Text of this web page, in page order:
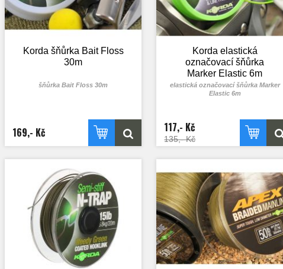
Korda šňůrka Bait Floss
30m
šňůrka Bait Floss 30m
169,- Kč
Korda elastická
označovací šňůrka
Marker Elastic 6m
elastická označovací šňůrka Marker
Elastic 6m
117,- Kč
135,- Kč